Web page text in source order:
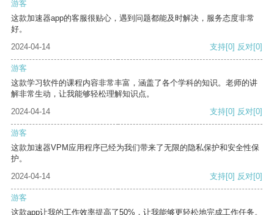
游客
这款加速器app的客服很贴心，遇到问题都能及时解决，服务态度非常
好。
2024-04-14
支持[0] 反对[0]
游客
这款学习软件的课程内容非常丰富，涵盖了各个学科的知识。老师的讲
解非常生动，让我能够轻松理解知识点。
2024-04-14
支持[0] 反对[0]
游客
这款加速器VPM应用程序已经为我们带来了无限的隐私保护和安全性保
护。
2024-04-14
支持[0] 反对[0]
游客
这款app让我的工作效率提高了50%，让我能够更轻松地完成工作任务。